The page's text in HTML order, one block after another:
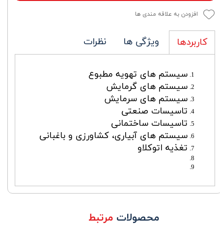
افزودن به علاقه مندی ها
کاربردها ویژگی ها نظرات
سیستم های تهویه مطبوع
سیستم های گرمایش
سیستم های سرمایش
تاسیسات صنعتی
تاسیسات ساختمانی
سیستم های آبیاری، کشاورزی و باغبانی
تغذیه اتوکلاو
محصولات مرتبط